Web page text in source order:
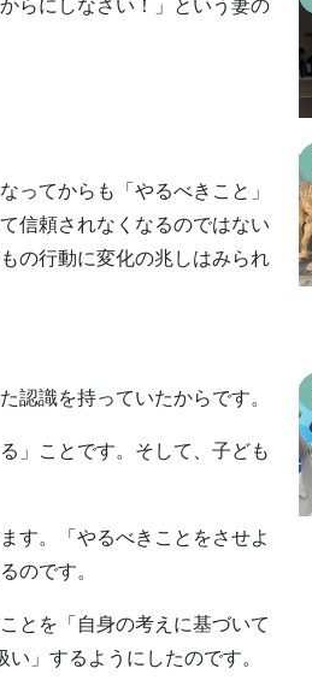
らにしなさい！」という妻の
ってからも「やるべきこと」
信頼されなくなるのではない
の行動に変化の兆しはみられ
認識を持っていたからです。
」ことです。そして、子ども
す。「やるべきことをさせよ
のです。
とを「自身の考えに基づいて
」するようにしたのです。